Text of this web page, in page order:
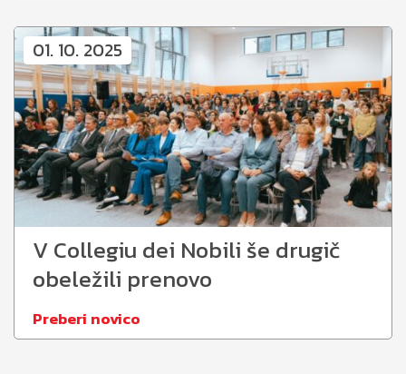
01. 10. 2025
V Collegiu dei Nobili še drugič
obeležili prenovo
Preberi novico